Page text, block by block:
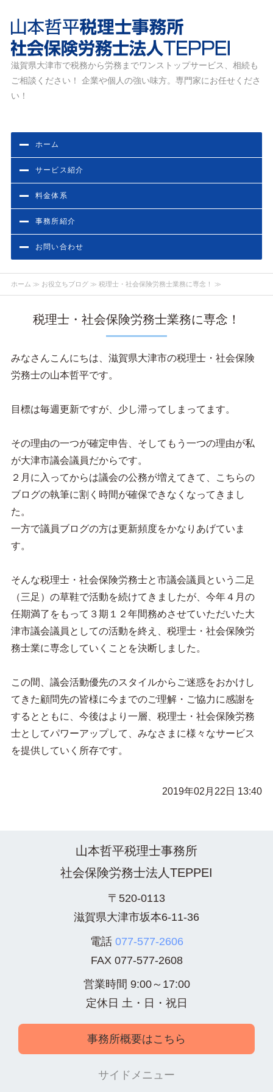
滋賀県大津市の税務・労務相談なら山本哲平税理士事務
所・社会保険労務士法人TEPPEI
滋賀県大津市で税務から労務までワンストップサービス、相続も
ご相談ください！ 企業や個人の強い味方。専門家にお任せくださ
い！
ホーム
サービス紹介
料金体系
事務所紹介
お問い合わせ
ホーム ≫ お役立ちブログ≫ 税理士・社会保険労務士業務に専念！ ≫
税理士・社会保険労務士業務に専念！
みなさんこんにちは、滋賀県大津市の税理士・社会保険
労務士の山本哲平です。
目標は毎週更新ですが、少し滞ってしまってます。
その理由の一つが確定申告、そしてもう一つの理由が私
が大津市議会議員だからです。
２月に入ってからは議会の公務が増えてきて、こちらの
ブログの執筆に割く時間が確保できなくなってきまし
た。
一方で議員ブログの方は更新頻度をかなりあげていま
す。
そんな税理士・社会保険労務士と市議会議員という二足
（三足）の草鞋で活動を続けてきましたが、今年４月の
任期満了をもって３期１２年間務めさせていただいた大
津市議会議員としての活動を終え、税理士・社会保険労
務士業に専念していくことを決断しました。
この間、議会活動優先のスタイルからご迷惑をおかけし
てきた顧問先の皆様に今までのご理解・ご協力に感謝を
するとともに、今後はより一層、税理士・社会保険労務
士としてパワーアップして、みなさまに様々なサービス
を提供していく所存です。
2019年02月22日 13:40
山本哲平税理士事務所
社会保険労務士法人TEPPEI
〒520-0113
滋賀県大津市坂本6-11-36
電話 077-577-2606
FAX 077-577-2608
営業時間 9:00～17:00
定休日 土・日・祝日
事務所概要はこちら
サイドメニュー